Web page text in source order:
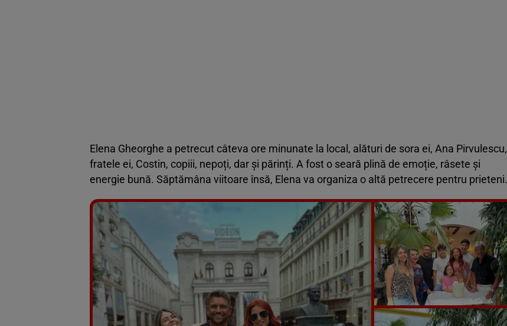
Elena Gheorghe a petrecut câteva ore minunate la local, alături de sora ei, Ana Pirvulescu,
fratele ei, Costin, copiii, nepoți, dar și părinți. A fost o seară plină de emoție, râsete și
energie bună. Săptămâna viitoare însă, Elena va organiza o altă petrecere pentru prieteni.